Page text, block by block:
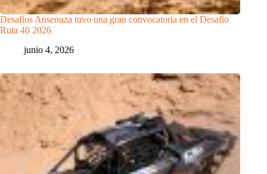
Desafíos Ansenuza tuvo una gran convocatoria en el Desafío
Ruta 40 2026
junio 4, 2026